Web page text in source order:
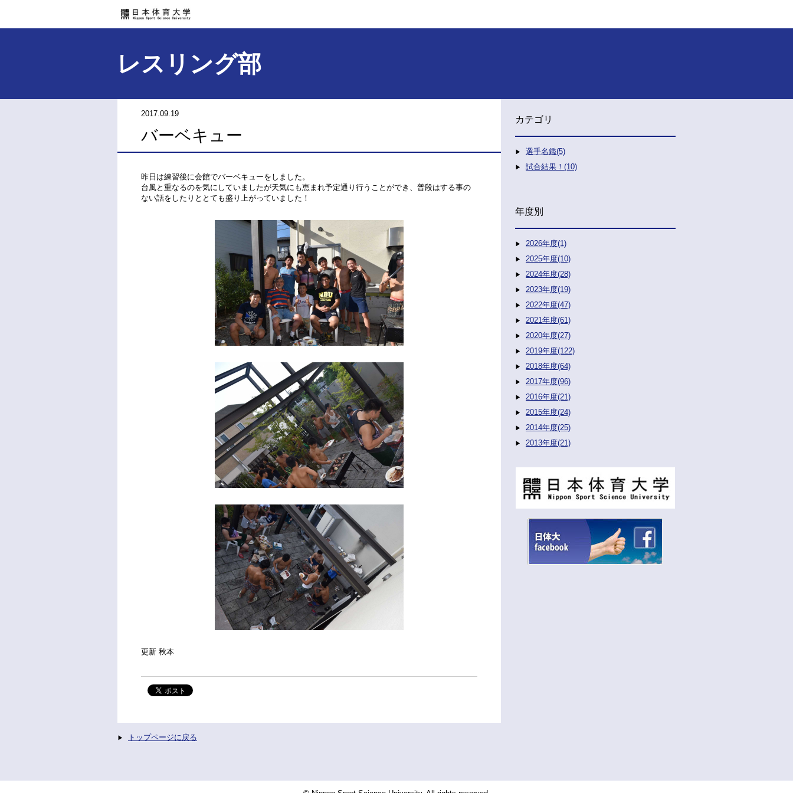
レスリング部
2017.09.19
バーベキュー
昨日は練習後に会館でバーベキューをしました。
台風と重なるのを気にしていましたが天気にも恵まれ予定通り行うことができ、普段はする事の
ない話をしたりととても盛り上がっていました！
更新 秋本
トップページに戻る
カテゴリ
選手名鑑(5)
試合結果！(10)
年度別
2026年度(1)
2025年度(10)
2024年度(28)
2023年度(19)
2022年度(47)
2021年度(61)
2020年度(27)
2019年度(122)
2018年度(64)
2017年度(96)
2016年度(21)
2015年度(24)
2014年度(25)
2013年度(21)